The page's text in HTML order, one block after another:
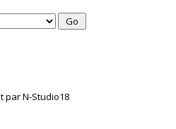
par N-Studio18